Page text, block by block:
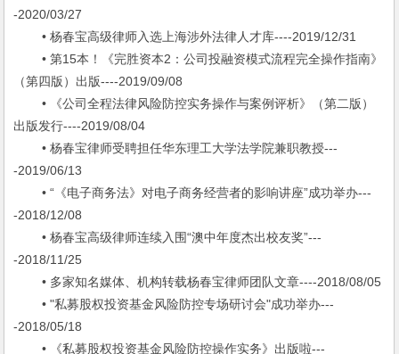
-2020/03/27
• 杨春宝高级律师入选上海涉外法律人才库----2019/12/31
• 第15本！《完胜资本2：公司投融资模式流程完全操作指南》
（第四版）出版----2019/09/08
• 《公司全程法律风险防控实务操作与案例评析》（第二版）
出版发行----2019/08/04
• 杨春宝律师受聘担任华东理工大学法学院兼职教授---
-2019/06/13
• “《电子商务法》对电子商务经营者的影响讲座”成功举办---
-2018/12/08
• 杨春宝高级律师连续入围“澳中年度杰出校友奖”---
-2018/11/25
• 多家知名媒体、机构转载杨春宝律师团队文章----2018/08/05
• "私募股权投资基金风险防控专场研讨会"成功举办---
-2018/05/18
• 《私募股权投资基金风险防控操作实务》出版啦---